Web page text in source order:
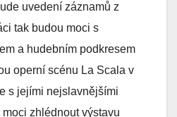
uvedení záznamů z
tak budou moci s
a hudebním podkresem
operní scénu La Scala v
s jejími nejslavnějšími
zhlédnout výstavu